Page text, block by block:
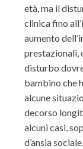
età, ma il
clinica fino
aumento
prestazionali,
disturbo
bambino che
alcune
decorso
alcuni casi,
d’ansia